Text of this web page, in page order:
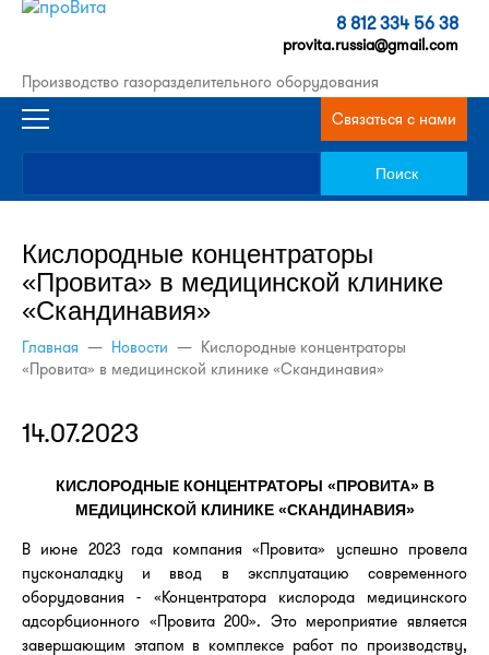
Производство газоразделительного оборудования
8 812 334 56 38
provita.russia@gmail.com
Связаться с нами
Кислородные концентраторы
«Провита» в медицинской клинике
«Скандинавия»
Главная — Новости — Кислородные концентраторы
«Провита» в медицинской клинике «Скандинавия»
14.07.2023
КИСЛОРОДНЫЕ КОНЦЕНТРАТОРЫ «ПРОВИТА» В
МЕДИЦИНСКОЙ КЛИНИКЕ «СКАНДИНАВИЯ»
В июне 2023 года компания «Провита» успешно провела
пусконаладку и ввод в эксплуатацию современного
оборудования - «Концентратора кислорода медицинского
адсорбционного «Провита 200». Это мероприятие является
завершающим этапом в комплексе работ по производству,